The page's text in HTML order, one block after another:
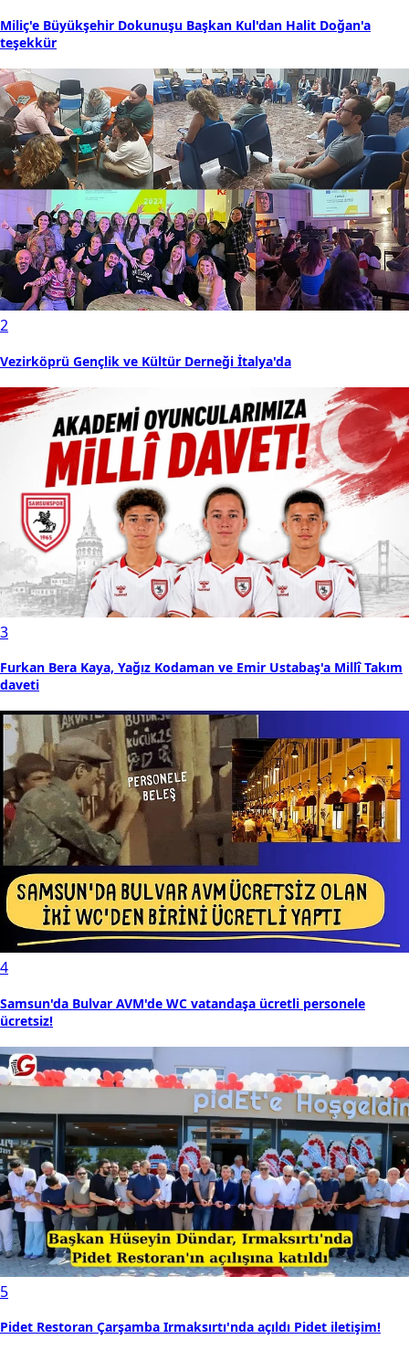
Miliç'e Büyükşehir Dokunuşu Başkan Kul'dan Halit Doğan'a
teşekkür
2
Vezirköprü Gençlik ve Kültür Derneği İtalya'da
3
Furkan Bera Kaya, Yağız Kodaman ve Emir Ustabaş'a Millî Takım
daveti
4
Samsun'da Bulvar AVM'de WC vatandaşa ücretli personele
ücretsiz!
5
Pidet Restoran Çarşamba Irmaksırtı'nda açıldı Pidet iletişim!